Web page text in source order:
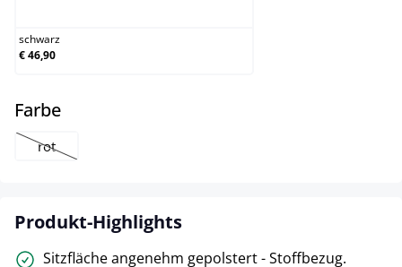
schwarz
€ 46,90
Farbeauswählen
rot
(Diese Option ist zurzeit nicht verfügbar.)
Produkt-Highlights
Sitzfläche angenehm gepolstert - Stoffbezug.